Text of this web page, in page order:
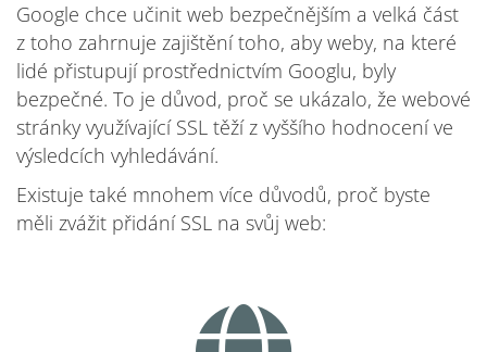
Google chce učinit web bezpečnějším a velká část
z toho zahrnuje zajištění toho, aby weby, na které
lidé přistupují prostřednictvím Googlu, byly
bezpečné. To je důvod, proč se ukázalo, že webové
stránky využívající SSL těží z vyššího hodnocení ve
výsledcích vyhledávání.
Existuje také mnohem více důvodů, proč byste
měli zvážit přidání SSL na svůj web: